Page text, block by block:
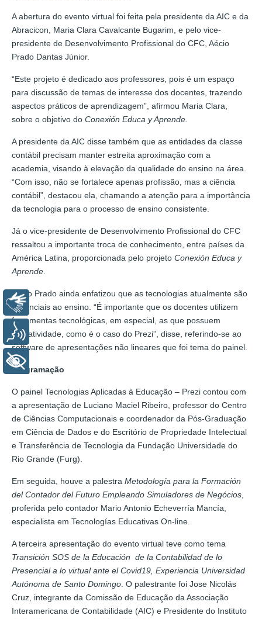
A abertura do evento virtual foi feita pela presidente da AIC e da
Abracicon, Maria Clara Cavalcante Bugarim, e pelo vice-
presidente de Desenvolvimento Profissional do CFC, Aécio
Prado Dantas Júnior.
“Este projeto é dedicado aos professores, pois é um espaço
para discussão de temas de interesse dos docentes, trazendo
aspectos práticos de aprendizagem”, afirmou Maria Clara,
sobre o objetivo do Conexión Educa y Aprende.
A presidente da AIC disse também que as entidades da classe
contábil precisam manter estreita aproximação com a
academia, visando à elevação da qualidade do ensino na área.
“Com isso, não se fortalece apenas profissão, mas a ciência
contábil”, destacou ela, chamando a atenção para a importância
da tecnologia para o processo de ensino consistente.
Já o vice-presidente de Desenvolvimento Profissional do CFC
ressaltou a importante troca de conhecimento, entre países da
América Latina, proporcionada pelo projeto Conexión Educa y
Aprende
Aécio Prado ainda enfatizou que as tecnologias atualmente são
essenciais ao ensino. “É importante que os docentes utilizem
ferramentas tecnológicas, em especial, as que possuem
interatividade, como é o caso do Prezi”, disse, referindo-se ao
software de apresentações não lineares que foi tema do painel.
Programação
O painel Tecnologias Aplicadas à Educação – Prezi contou com
a apresentação de Luciano Maciel Ribeiro, professor do Centro
de Ciências Computacionais e coordenador da Pós-Graduação
em Ciência de Dados e do Escritório de Propriedade Intelectual
e Transferência de Tecnologia da Fundação Universidade do
Rio Grande (Furg).
Em seguida, houve a palestra Metodología para la Formación
del Contador del Futuro Empleando Simuladores de Negócios
proferida pelo contador Mario Antonio Echeverría Mancía,
especialista em Tecnologías Educativas On-line.
A terceira apresentação do evento virtual teve como tema
Transición SOS de la Educación de la Contabilidad de lo
Presencial a lo virtual ante el Covid19, Experiencia Universidad
Autónoma de Santo Domingo . O palestrante foi Jose Nicolás
Cruz, integrante da Comissão de Educação da Associação
Interamericana de Contabilidade (AIC) e Presidente do Instituto
Libras
Voz